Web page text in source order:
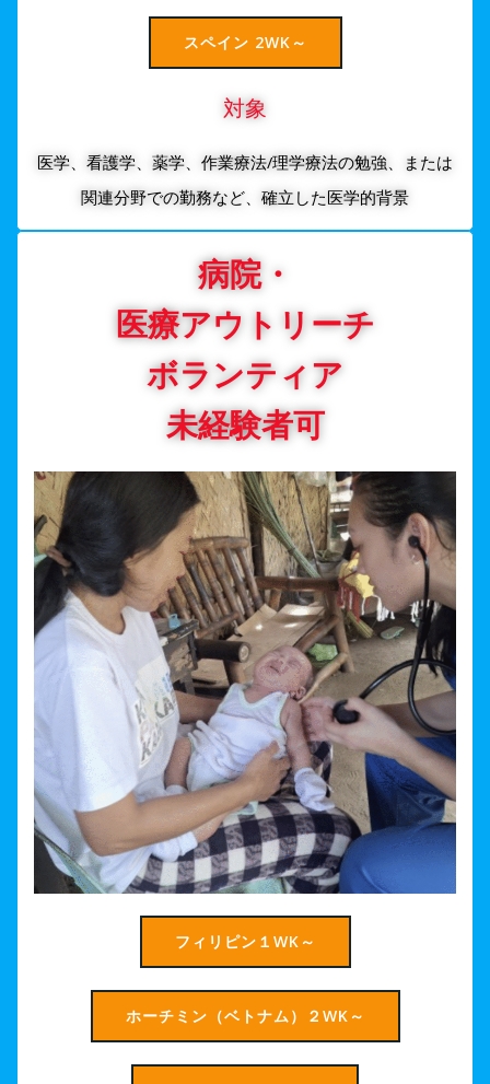
スペイン 2WK～
対象
医学、看護学、薬学、作業療法/理学療法の勉強、または
関連分野での勤務など、確立した医学的背景
病院・
医療アウトリーチ
ボランティア
未経験者可
フィリピン１WK～
ホーチミン（ベトナム）２WK～